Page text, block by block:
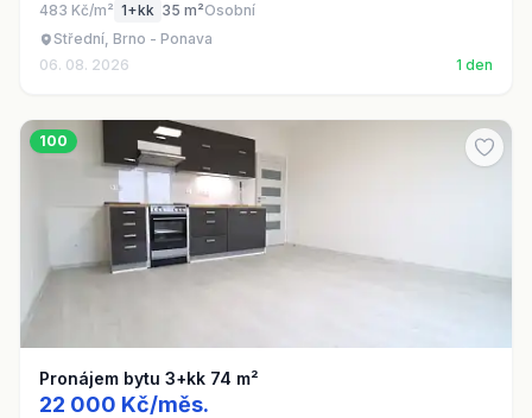
483 Kč/m² 1+kk 35 m²Osobní
Střední, Brno - Ponava
06. 08. 2026
1 den
100
Pronájem bytu 3+kk 74 m²
22 000 Kč/měs.